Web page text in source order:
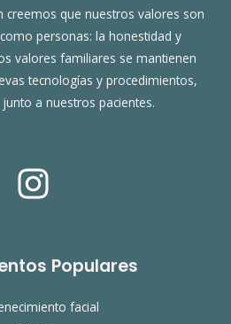
creemos que nuestros valores son
personas: la honestidad y
valores familiares se mantienen
tecnologías y procedimientos,
a nuestros pacientes.
Populares
facial